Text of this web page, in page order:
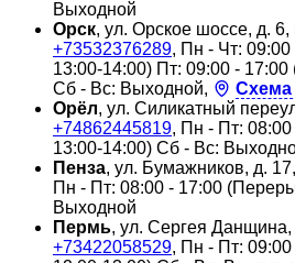
Выходной
Орск, ул. Орское шоссе, д. 6,
+73532376289, Пн - Чт:
13:00-14:00) Пт: 09:00 -
Сб - Вс: Выходной,
Схема
Орёл, ул. Силикатный
+74862445819, Пн - Пт:
13:00-14:00) Сб - Вс:
Пенза, ул. Бумажников, д.
Пн - Пт: 08:00 - 17:00
Выходной
Пермь, ул. Сергея Данщина,
+73422058529, Пн - Пт: